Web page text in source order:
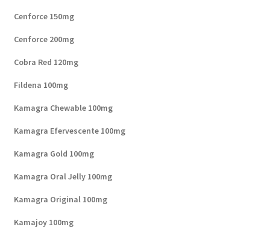
Cenforce 150mg
Cenforce 200mg
Cobra Red 120mg
Fildena 100mg
Kamagra Chewable 100mg
Kamagra Efervescente 100mg
Kamagra Gold 100mg
Kamagra Oral Jelly 100mg
Kamagra Original 100mg
Kamajoy 100mg